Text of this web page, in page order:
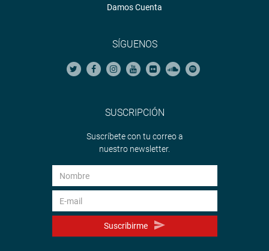
Damos Cuenta
SÍGUENOS
SUSCRIPCIÓN
Suscríbete con tu correo a
nuestro newsletter.
Suscribirme